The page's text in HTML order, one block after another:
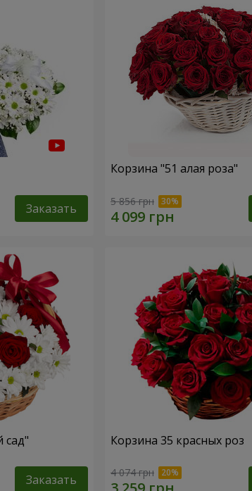
Заказать
Корзина "51 алая роза"
5 856 грн
сад"
Заказать
Корзина 35 красных роз
4 074 грн